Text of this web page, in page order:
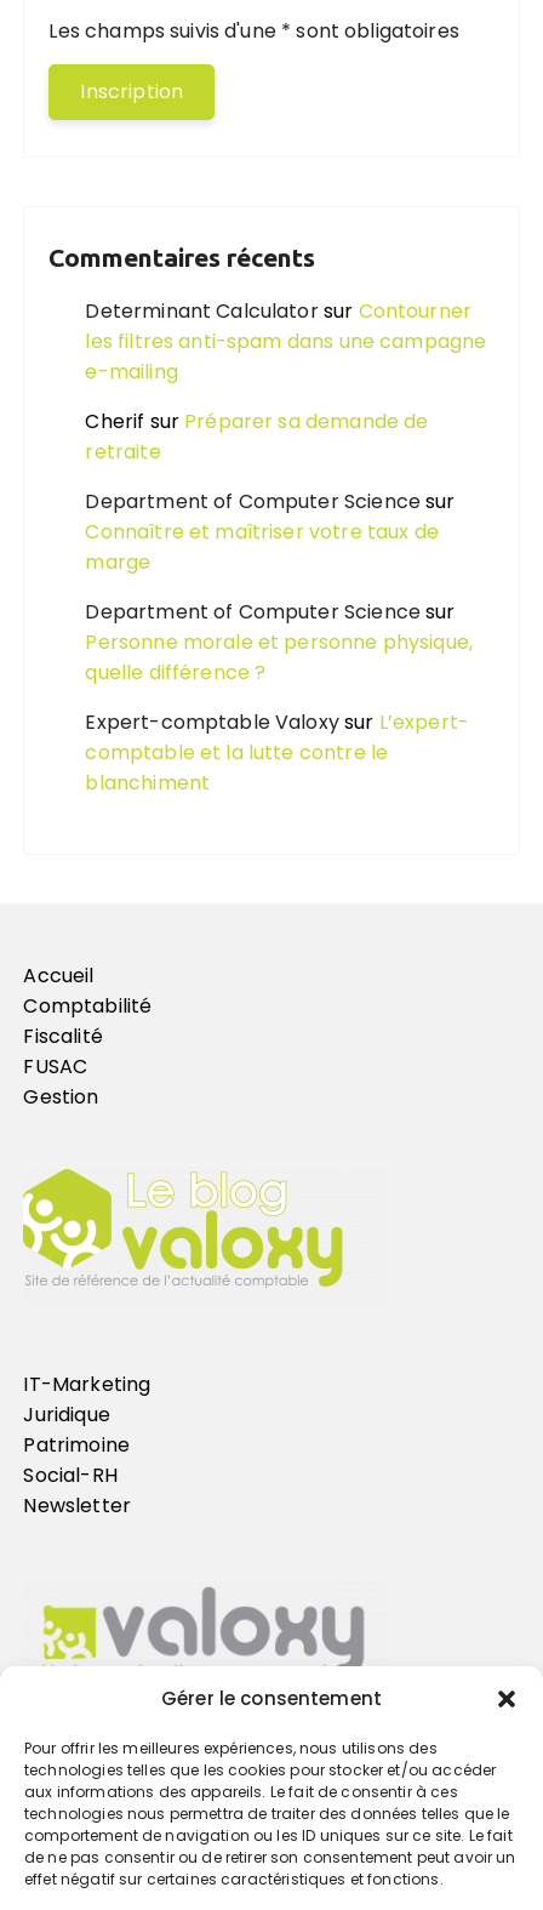
Gérer le consentement
Pour offrir les meilleures expériences, nous utilisons des
technologies telles que les cookies pour stocker et/ou accéder
aux informations des appareils. Le fait de consentir à ces
technologies nous permettra de traiter des données telles que le
comportement de navigation ou les ID uniques sur ce site. Le fait
de ne pas consentir ou de retirer son consentement peut avoir un
effet négatif sur certaines caractéristiques et fonctions.
Les champs suivis d'une * sont obligatoires
Commentaires récents
Determinant Calculatorsur Contourner
les filtres anti-spam dans une campagne
e-mailing
Cherif sur Préparer sa demande de
retraite
Department of Computer Sciencesur
Connaître et maîtriser votre taux de
marge
Department of Computer Sciencesur
Personne morale et personne physique,
quelle différence ?
Expert-comptable Valoxysur L’expert-
comptable et la lutte contre le
blanchiment
Accueil
Comptabilité
Fiscalité
FUSAC
Gestion
IT-Marketing
Juridique
Patrimoine
Social-RH
Newsletter
Trouvez votre cabinet
GO